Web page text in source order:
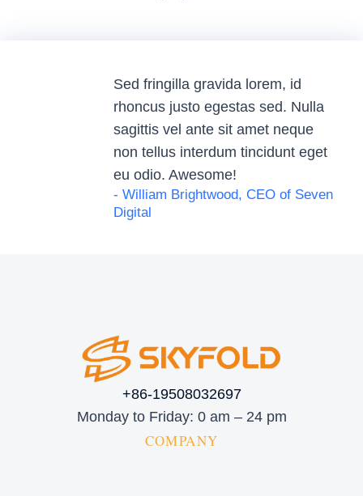
Sed fringilla gravida lorem, id
rhoncus justo egestas sed. Nulla
sagittis vel ante sit amet neque
non tellus interdum tincidunt eget
eu odio. Awesome!
- William Brightwood, CEO of Seven
Digital
+86-19508032697
Monday to Friday: 0 am – 24 pm
COMPANY